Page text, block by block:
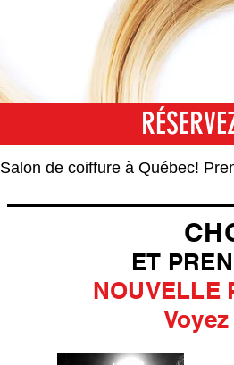
Salon de coiffure à Québec!
ET
NOUVELLE